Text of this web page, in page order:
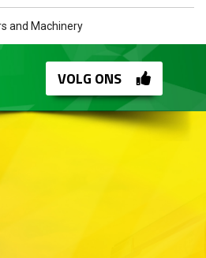
and Machinery
VOLG ONS